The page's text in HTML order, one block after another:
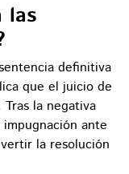
las
definitiva
que el juicio de
la negativa
ante
la resolución